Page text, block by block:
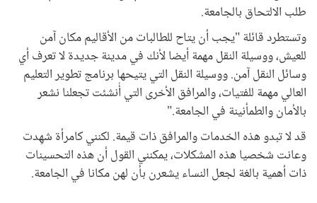
طلب الالتحاق بالجامعة.
وتستطرد قائلة "يجب أن يتاح للطالبات من الأقاليم مكان آمن
للعيش، ووسيلة النقل مهمة أيضا لأنك في مدينة جديدة لا تعرف أي
وسائل النقل آمن. ووسيلة النقل التي يتيحها برنامج تطوير التعليم
العالي مهمة للفتيات، والمرافق الأخرى التي أُنشئت تجعلنا نشعر
بالأمان والطمأنينة في الجامعة."
قد لا تبدو هذه الخدمات والمرافق ذات قيمة. لكنني كامرأة شهِدت
وعانت شخصيا هذه المشكلات، يمكنني القول أن هذه التحسينات
ذات أهمية بالغة لجعل النساء يشعرن بأن لهن مكانا في الجامعة.